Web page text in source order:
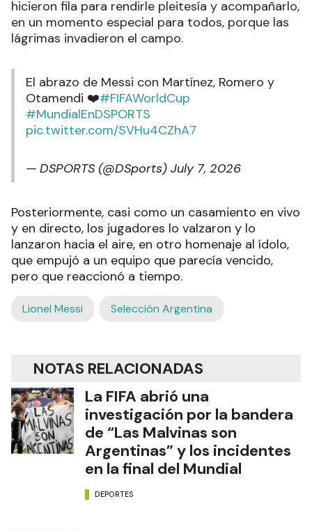
hicieron fila para rendirle pleitesía y acompañarlo,
en un momento especial para todos, porque las
lágrimas invadieron el campo.
El abrazo de Messi con Martínez, Romero y
Otamendi ❤️#FIFAWorldCup
#MundialEnDSPORTS
pic.twitter.com/SVHu4CZhA7
— DSPORTS (@DSports) July 7, 2026
Posteriormente, casi como un casamiento en vivo
y en directo, los jugadores lo valzaron y lo
lanzaron hacia el aire, en otro homenaje al ídolo,
que empujó a un equipo que parecía vencido,
pero que reaccionó a tiempo.
Lionel Messi Selección Argentina
NOTAS RELACIONADAS
La FIFA abrió una
investigación por la bandera
de “Las Malvinas son
Argentinas” y los incidentes
en la final del Mundial
DEPORTES